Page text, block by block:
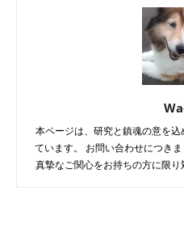
本ページは、研究と鎮魂の意を
ています。 お問い合わせにつき
真摯なご関心をお持ちの方に限り